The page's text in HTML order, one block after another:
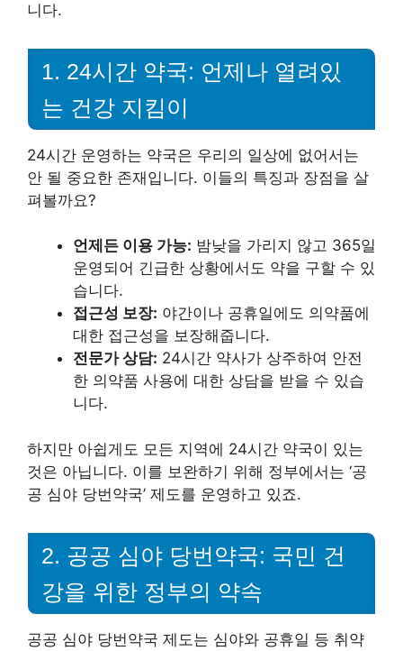
니다.
1. 24시간 약국: 언제나 열려있
는 건강 지킴이
24시간 운영하는 약국은 우리의 일상에 없어서는
안 될 중요한 존재입니다. 이들의 특징과 장점을 살
펴볼까요?
언제든 이용 가능: 밤낮을 가리지 않고 365일
운영되어 긴급한 상황에서도 약을 구할 수 있
습니다.
접근성 보장: 야간이나 공휴일에도 의약품에
대한 접근성을 보장해줍니다.
전문가 상담: 24시간 약사가 상주하여 안전
한 의약품 사용에 대한 상담을 받을 수 있습
니다.
하지만 아쉽게도 모든 지역에 24시간 약국이 있는
것은 아닙니다. 이를 보완하기 위해 정부에서는 ‘공
공 심야 당번약국’ 제도를 운영하고 있죠.
2. 공공 심야 당번약국: 국민 건
강을 위한 정부의 약속
공공 심야 당번약국 제도는 심야와 공휴일 등 취약